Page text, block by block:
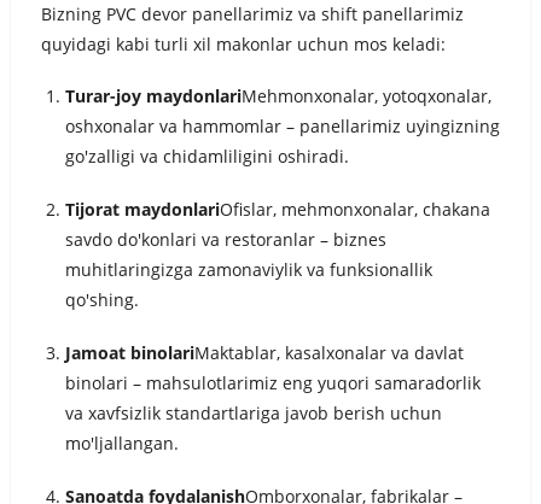
Bizning PVC devor panellarimiz va shift panellarimiz
quyidagi kabi turli xil makonlar uchun mos keladi:
Turar-joy maydonlariMehmonxonalar, yotoqxonalar,
oshxonalar va hammomlar – panellarimiz uyingizning
go'zalligi va chidamliligini oshiradi.
Tijorat maydonlariOfislar, mehmonxonalar, chakana
savdo do'konlari va restoranlar – biznes
muhitlaringizga zamonaviylik va funksionallik
qo'shing.
Jamoat binolariMaktablar, kasalxonalar va davlat
binolari – mahsulotlarimiz eng yuqori samaradorlik
va xavfsizlik standartlariga javob berish uchun
mo'ljallangan.
Sanoatda foydalanishOmborxonalar, fabrikalar –